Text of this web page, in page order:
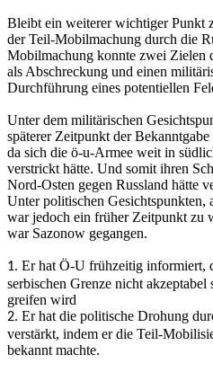
Bleibt ein weiterer wichtiger Punkt
der Teil-Mobilmachung durch die
Mobilmachung konnte zwei Zielen
als Abschreckung und einen
Durchführung eines potentiellen
Unter dem militärischen
späterer Zeitpunkt der
da sich die ö-u-Armee weit in
verstrickt hätte. Und somit ihren
Nord-Osten gegen Russland hätte
Unter politischen Gesichtspunkten,
war jedoch ein früher Zeitpunkt zu
war Sazonow gegangen.
1. Er hat Ö-U frühzeitig informiert,
serbischen Grenze nicht
greifen wird
2. Er hat die politische Drohung
verstärkt, indem er die Teil-
bekannt machte.